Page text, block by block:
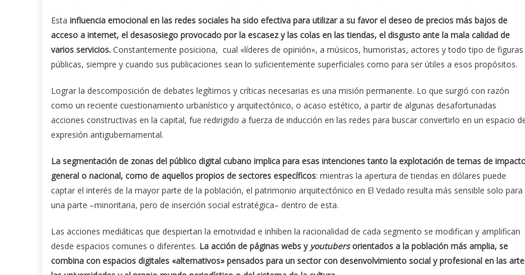
Esta influencia emocional en las redes sociales ha sido efectiva para utilizar a su favor el deseo de precios más bajos de
acceso a internet, el desasosiego provocado por la escasez y las colas en las tiendas, el disgusto ante la mala calidad de
varios servicios. Constantemente posiciona, cual «líderes de opinión», a músicos, humoristas, actores y todo tipo de figuras
públicas, siempre y cuando sus publicaciones sean lo suficientemente superficiales como para ser útiles a esos propósitos.
Lograr la descomposición de debates legítimos y críticas necesarias es una misión permanente. Lo que surgió con razón
como un reciente cuestionamiento urbanístico y arquitectónico, o acaso estético, a partir de algunas desafortunadas
acciones constructivas en la capital, fue redirigido a fuerza de inducción en las redes para buscar convertirlo en un espacio
expresión antigubernamental.
La segmentación de zonas del público digital cubano implica para esas intenciones tanto la explotación de temas de
general o nacional, como de aquellos propios de sectores específicos: mientras la apertura de tiendas en dólares puede
captar el interés de la mayor parte de la población, el patrimonio arquitectónico en El Vedado resulta más sensible solo para
una parte –minoritaria, pero de inserción social estratégica– dentro de esta.
Las acciones mediáticas que despiertan la emotividad e inhiben la racionalidad de cada segmento se modifican y amplifican
desde espacios comunes o diferentes. La acción de páginas webs y youtubersorientados a la población más amplia, se
combina con espacios digitales «alternativos» pensados para un sector con desenvolvimiento social y profesional en las